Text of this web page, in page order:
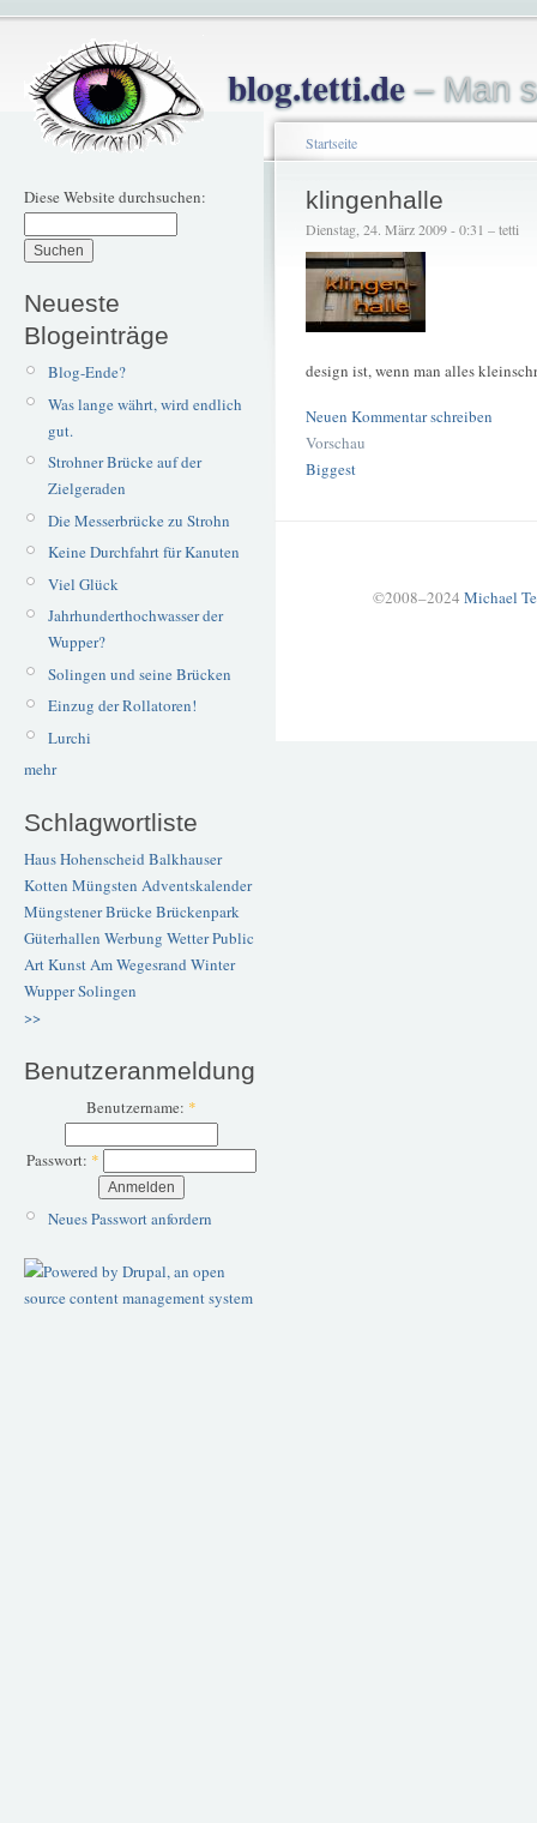
blog.tetti.de– Man
Diese Website durchsuchen:
Neueste
Blogeinträge
Blog-Ende?
Was lange währt, wird endlich
gut.
Strohner Brücke auf der
Zielgeraden
Die Messerbrücke zu Strohn
Keine Durchfahrt für Kanuten
Viel Glück
Jahrhunderthochwasser der
Wupper?
Solingen und seine Brücken
Einzug der Rollatoren!
Lurchi
mehr
Schlagwortliste
Haus Hohenscheid Balkhauser
Kotten Müngsten Adventskalender
Müngstener BrückeBrückenpark
Güterhallen Werbung WetterPublic
ArtKunstAm Wegesrand Winter
WupperSolingen
>>
Benutzeranmeldung
Benutzername: *
Passwort: *
Neues Passwort anfordern
Startseite
klingenhalle
Dienstag, 24. März 2009 - 0:31 – tetti
design ist, wenn man alles
Neuen Kommentar schreiben
Vorschau
Biggest
©2008–2024 Michael